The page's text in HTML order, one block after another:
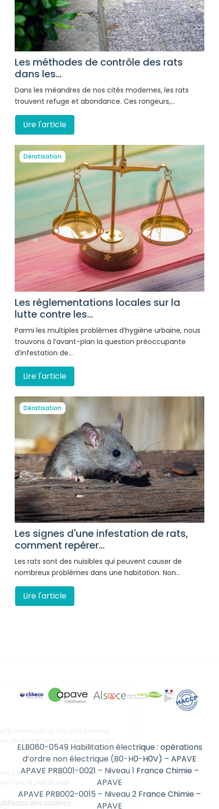
Les méthodes de contrôle des rats
dans les...
Dans les méandres de nos cités modernes, les rats
trouvent refuge et abondance. Ces rongeurs,…
Lire l'article
Dératisation
Les réglementations locales sur la
lutte contre les...
Parmi les multiples problèmes d’hygiène urbaine, nous
trouvons à l’avant-plan la question préoccupante
d’infestation de…
Lire l'article
Dératisation
Les signes d'une infestation de rats,
comment repérer...
Les rats sont des nuisibles qui peuvent causer de
nombreux problèmes dans une habitation. Non…
Lire l'article
ELB080-0549 Habilitation électrique : opérations
d’ordre non électrique (B0-H0-H0V) – APAVE
APAVE PRB001-0021 – Niveau 1 France Chimie –
APAVE
APAVE PRB002-0015 – Niveau 2 France Chimie –
APAVE